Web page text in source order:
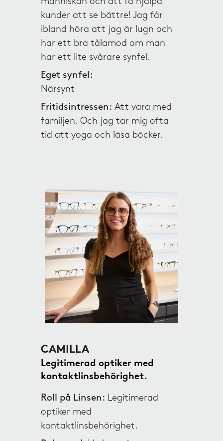
kunder att se bättre! Jag får
ibland höra att jag är lugn och
har ett bra tålamod om man
har ett lite svårare synfel.
Eget synfel:
Närsynt
Fritidsintressen: Att vara med
familjen. Och jag tar mig ofta
tid att yoga och läsa böcker.
CAMILLA
Legitimerad optiker med
kontaktlinsbehörighet.
Roll på Linsen: Legitimerad
optiker med
kontaktlinsbehörighet.